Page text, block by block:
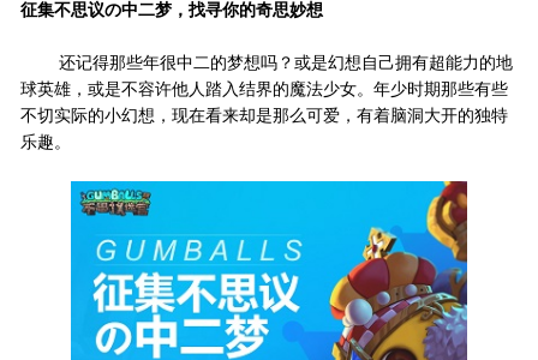
征集不思议の中二梦，找寻你的奇思妙想
还记得那些年很中二的梦想吗？或是幻想自己拥有超能力的地
球英雄，或是不容许他人踏入结界的魔法少女。年少时期那些有些
不切实际的小幻想，现在看来却是那么可爱，有着脑洞大开的独特
乐趣。